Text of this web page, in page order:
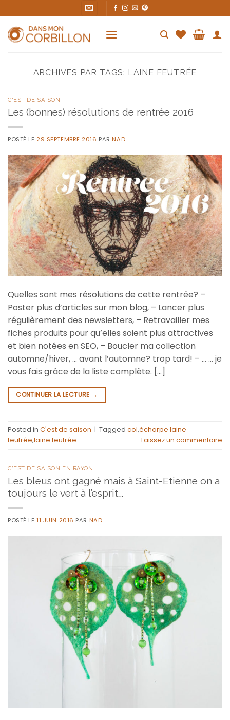
to
content
ARCHIVES PAR TAGS: LAINE FEUTRÉE
C'EST DE SAISON
Les (bonnes) résolutions de rentrée 2016
POSTÉ LE 29 SEPTEMBRE 2016 PARNAD
Quelles sont mes résolutions de cette rentrée? –
Poster plus d’articles sur mon blog, – Lancer plus
régulièrement des newsletters, – Retravailler mes
fiches produits pour qu’elles soient plus attractives
et bien notées en SEO, – Boucler ma collection
automne/hiver, … avant l’automne? trop tard! – … … je
vous fais grâce de la liste complète. […]
CONTINUER LA LECTURE →
Posted in C'est de saison | Tagged col,écharpe laine
feutrée,laine feutrée Laissez un commentaire
C'EST DE SAISON, EN RAYON
Les bleus ont gagné mais à Saint-Etienne on a
toujours le vert à l’esprit….
POSTÉ LE11 JUIN 2016 PAR NAD